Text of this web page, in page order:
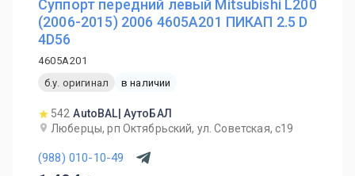
Суппорт передний левый Mitsubishi L200
(2006-2015) 2006 4605A201 ПИКАП 2.5 D
4D56
4605A201
б.у. оригинал
в наличии
542 AutoBAL| АутоБАЛ
Люберцы, рп Октябрьский, ул. Советская, с19
(988) 010-10-49